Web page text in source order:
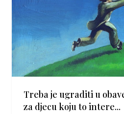
Treba je ugraditi u
za djecu koju to intere...